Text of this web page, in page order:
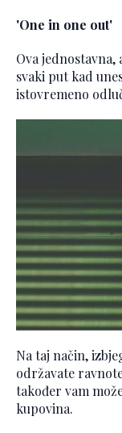
'One in one out'
Ova
svaki put kad
istovremeno
Na taj način,
održavate
također vam
kupovina.